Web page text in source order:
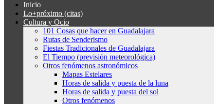
Inicio
Lo+próximo (citas)
Cultura y Ocio
101 Cosas que hacer en Guadalajara
Rutas de Senderismo
Fiestas Tradicionales de Guadalajara
El Tiempo (previsión meteorológica)
Otros fenómenos astronómicos
Mapas Estelares
Horas de salida y puesta de la luna
Horas de salida y puesta del sol
Otros fenómenos